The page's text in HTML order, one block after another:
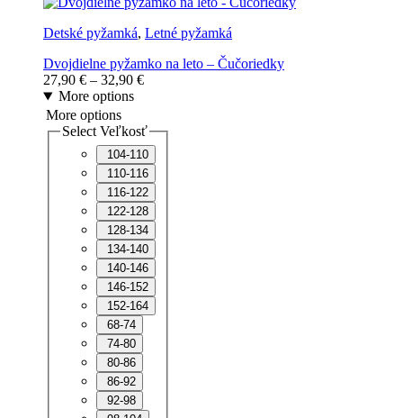
Detské pyžamká, Letné pyžamká
Dvojdielne pyžamko na leto – Čučoriedky
27,90 € – 32,90 €
More options
More options
Select Veľkosť
104-110
110-116
116-122
122-128
128-134
134-140
140-146
146-152
152-164
68-74
74-80
80-86
86-92
92-98